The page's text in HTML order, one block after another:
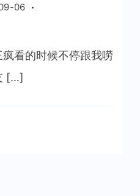
06
看的时候不停跟我唠
[…]